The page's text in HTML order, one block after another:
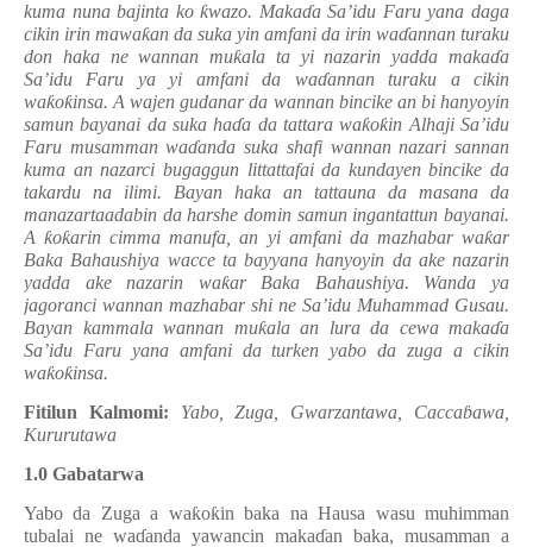
kuma nuna bajinta koƙwazo. Makaɗa Sa’idu Faru yana daga
cikin irin mawaƙan da suka yin amfani da irin waɗannan turaku
don haka ne wannan muƙala ta yi nazarin yadda makaɗa
Sa’idu Faru ya yi amfani da waɗannan turaku a cikin
waƙoƙinsa. A wajen gudanar da wannan bincike an bi hanyoyin
samun bayanai da suka haɗa da tattara waƙoƙin Alhaji Sa’idu
Faru musamman waɗanda suka shafi wannan nazari sannan
kuma an nazarci bugaggun littattafai da kundayen bincike da
takardu na ilimi. Bayan haka an tattauna da masana da
manazartaadabin da harshe domin samun ingantattun bayanai.
Aƙoƙarin cimma manufa, an yi amfani da mazhabar waƙar
Baka Bahaushiya wacce ta bayyana hanyoyin da ake nazarin
yadda ake nazarin waƙar Baka Bahaushiya. Wanda ya
jagoranci wannan mazhabar shi ne Sa’idu Muhammad Gusau.
Bayan kammala wannan muƙala an lura da cewa makaɗa
Sa’idu Faru yana amfani da turken yabo da zuga a cikin
waƙoƙinsa.
Fitilun Kalmomi: Yabo, Zuga, Gwarzantawa, Caccaɓawa,
Kururutawa
1.0 Gabatarwa
Yabo da Zuga a waƙoƙin baka na Hausa wasu muhimman
tubalai ne waɗanda yawancin makaɗan baka, musamman a